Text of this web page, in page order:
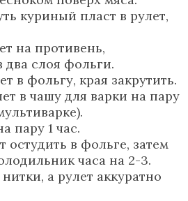
куриный пласт в рулет,
на противень,
два слоя фольги.
в фольгу, края закрутить.
в чашу для варки на пару
пару 1 час.
остудить в фольге, затем
часа на 2-3.
а рулет аккуратно